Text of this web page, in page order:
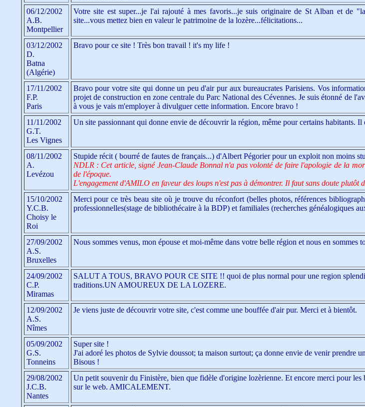
06/12/2002
A.B.
Montpellier
Votre site est super...je l'ai rajouté à mes favoris...je suis originaire de St Alban et de
site...vous mettez bien en valeur le patrimoine de la lozère...félicitations...
03/12/2002
D.
Batna
(Algérie)
Bravo pour ce site ! Très bon travail ! it's my life !
17/11/2002
F.P.
Paris
Bravo pour votre site qui donne un peu d'air pur aux bureaucrates Parisiens. Vos
projet de construction en zone centrale du Parc National des Cévennes. Je suis étonné de
à vous je vais m'employer à divulguer cette information. Encore bravo !
11/11/2002
G.T.
Les Vignes
Un site passionnant qui donne envie de découvrir la région, même pour certains habitants. Il
08/11/2002
A.
Levézou
Stupide récit ( bourré de fautes de français...) d'Albert Pégorier pour un exploit non moins
NDLR : Cet article, signé Jean-Claude Bonnal n'a pas volonté de faire l'apologie de la
de l'époque.
L'engagement d'AMILO en faveur des loups n'est pas à démontrer. Il faut sans doute plutôt
15/10/2002
Y.C.B.
Choisy le
Roi
Merci pour ce très beau site où je trouve du réconfort (belles photos, références
professionnelles(stage de bibliothécaire à la BDP) et familiales (recherches généalogiques
27/09/2002
A.S.
Bruxelles
Nous sommes venus, mon épouse et moi-même dans votre belle région et nous en sommes
24/09/2002
C.P.
Miramas
SALUT A TOUS, BRAVO POUR CE SITE !! quoi de plus normal pour une region
traditions.UN AMOUREUX DE LA LOZERE.
12/09/2002
A.S.
Nîmes
Je viens juste de découvrir votre site, c'est comme une bouffée d'air pur. Merci et à bientôt.
05/09/2002
G.S.
Tonneins
Super site !
J'ai adoré les photos de Sylvie doussot; ta maison surtout; ça donne envie de venir prendre
Bisous !
29/08/2002
J.C.B.
Nantes
Un petit souvenir du Finistère, bien que fidèle d'origine lozèrienne. Et encore merci pour
sur le web. AMICALEMENT.